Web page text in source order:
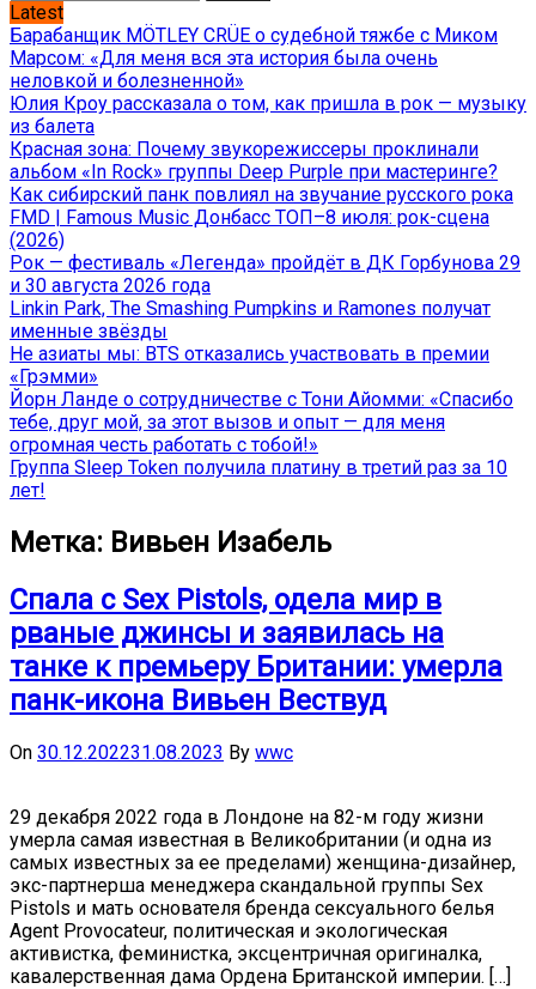
Latest
Барабанщик MÖTLEY CRÜE о судебной тяжбе с Миком
Марсом: «Для меня вся эта история была очень
неловкой и болезненной»
Юлия Кроу рассказала о том, как пришла в рок — музыку
из балета
Красная зона: Почему звукорежиссеры проклинали
альбом «In Rock» группы Deep Purple при мастеринге?
Как сибирский панк повлиял на звучание русского рока
FMD | Famous Music Донбасс ТОП–8 июля: рок-сцена
(2026)
Рок — фестиваль «Легенда» пройдёт в ДК Горбунова 29
и 30 августа 2026 года
Linkin Park, The Smashing Pumpkins и Ramones получат
именные звёзды
Не азиаты мы: BTS отказались участвовать в премии
«Грэмми»
Йорн Ланде о сотрудничестве с Тони Айомми: «Спасибо
тебе, друг мой, за этот вызов и опыт — для меня
огромная честь работать с тобой!»
Группа Sleep Token получила платину в третий раз за 10
лет!
Метка: Вивьен Изабель
Спала с Sex Pistols, одела мир в
рваные джинсы и заявилась на
танке к премьеру Британии: умерла
панк-икона Вивьен Вествуд
On 30.12.202231.08.2023 By wwc
29 декабря 2022 года в Лондоне на 82-м году жизни
умерла самая известная в Великобритании (и одна из
самых известных за ее пределами) женщина-дизайнер,
экс-партнерша менеджера скандальной группы Sex
Pistols и мать основателя бренда сексуального белья
Agent Provocateur, политическая и экологическая
активистка, феминистка, эксцентричная оригиналка,
кавалерственная дама Ордена Британской империи. […]